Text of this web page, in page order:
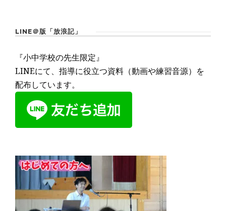
LINE＠版「放浪記」
『小中学校の先生限定』
LINEにて、指導に役立つ資料（動画や練習音源）を
配布しています。